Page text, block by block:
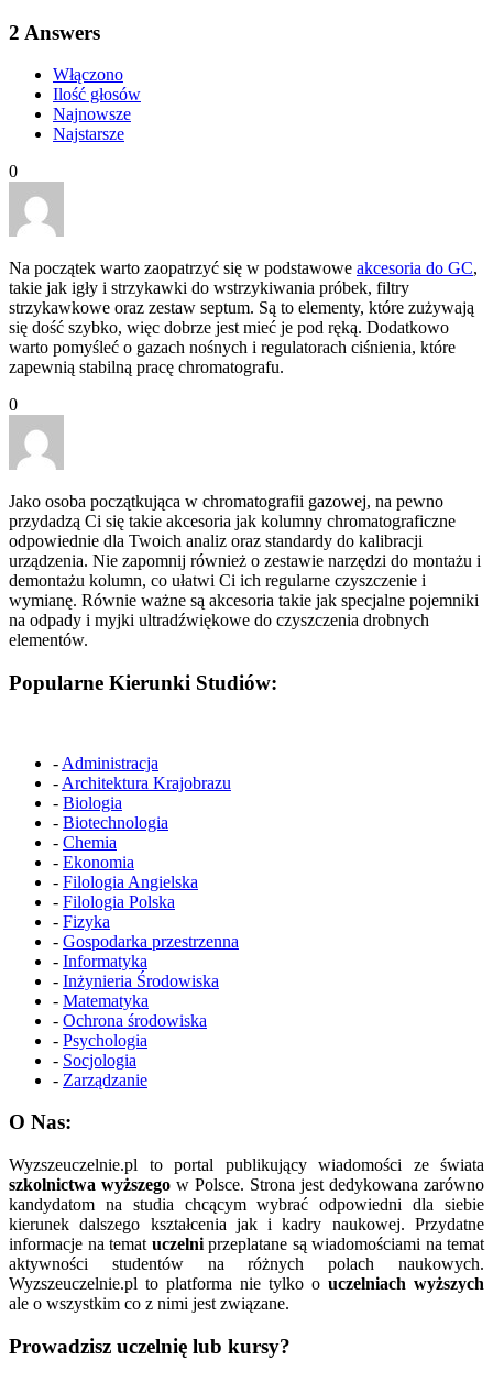
2 Answers
Włączono
Ilość głosów
Najnowsze
Najstarsze
0
Na początek warto zaopatrzyć się w podstawowe akcesoria do GC,
takie jak igły i strzykawki do wstrzykiwania próbek, filtry
strzykawkowe oraz zestaw septum. Są to elementy, które zużywają
się dość szybko, więc dobrze jest mieć je pod ręką. Dodatkowo
warto pomyśleć o gazach nośnych i regulatorach ciśnienia, które
zapewnią stabilną pracę chromatografu.
0
Jako osoba początkująca w chromatografii gazowej, na pewno
przydadzą Ci się takie akcesoria jak kolumny chromatograficzne
odpowiednie dla Twoich analiz oraz standardy do kalibracji
urządzenia. Nie zapomnij również o zestawie narzędzi do montażu i
demontażu kolumn, co ułatwi Ci ich regularne czyszczenie i
wymianę. Równie ważne są akcesoria takie jak specjalne pojemniki
na odpady i myjki ultradźwiękowe do czyszczenia drobnych
elementów.
Popularne Kierunki Studiów:
- Administracja
- Architektura Krajobrazu
- Biologia
- Biotechnologia
- Chemia
- Ekonomia
- Filologia Angielska
- Filologia Polska
- Fizyka
- Gospodarka przestrzenna
- Informatyka
- Inżynieria Środowiska
- Matematyka
- Ochrona środowiska
- Psychologia
- Socjologia
- Zarządzanie
O Nas:
Wyzszeuczelnie.pl to portal publikujący wiadomości ze świata
szkolnictwa wyższego w Polsce. Strona jest dedykowana zarówno
kandydatom na studia chcącym wybrać odpowiedni dla siebie
kierunek dalszego kształcenia jak i kadry naukowej. Przydatne
informacje na temat uczelniprzeplatane są wiadomościami na temat
aktywności studentów na różnych polach naukowych.
Wyzszeuczelnie.pl to platforma nie tylko o uczelniach wyższych
ale o wszystkim co z nimi jest związane.
Prowadzisz uczelnię lub kursy?